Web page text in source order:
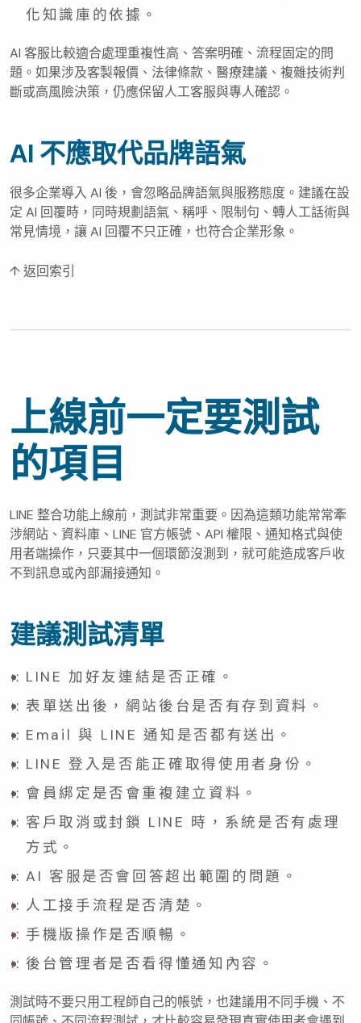
化知識庫的依據。
AI 客服比較適合處理重複性高、答案明確、流程固定的問
題。如果涉及客製報價、法律條款、醫療建議、複雜技術判
斷或高風險決策，仍應保留人工客服與專人確認。
AI 不應取代品牌語氣
很多企業導入 AI 後，會忽略品牌語氣與服務態度。建議在設
定 AI 回覆時，同時規劃語氣、稱呼、限制句、轉人工話術與
常見情境，讓 AI 回覆不只正確，也符合企業形象。
↑ 返回索引
上線前一定要測試
的項目
LINE 整合功能上線前，測試非常重要。因為這類功能常常牽
涉網站、資料庫、LINE 官方帳號、API 權限、通知格式與使
用者端操作，只要其中一個環節沒測到，就可能造成客戶收
不到訊息或內部漏接通知。
建議測試清單
LINE 加好友連結是否正確。
表單送出後，網站後台是否有存到資料。
Email 與 LINE 通知是否都有送出。
LINE 登入是否能正確取得使用者身份。
會員綁定是否會重複建立資料。
客戶取消或封鎖 LINE 時，系統是否有處理
方式。
AI 客服是否會回答超出範圍的問題。
人工接手流程是否清楚。
手機版操作是否順暢。
後台管理者是否看得懂通知內容。
測試時不要只用工程師自己的帳號，也建議用不同手機、不